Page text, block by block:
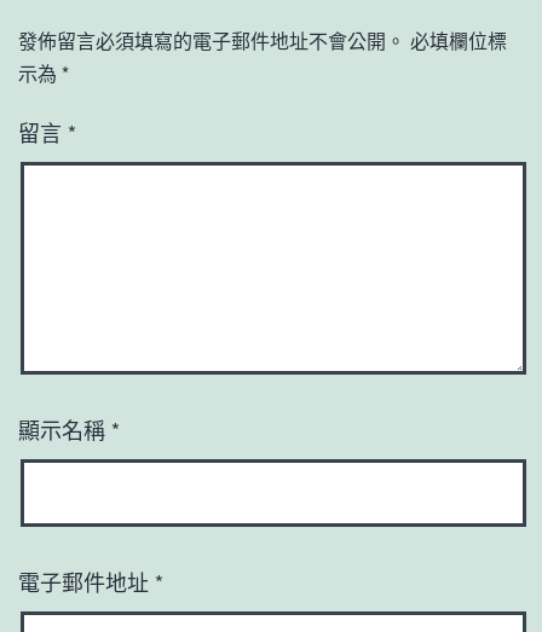
發佈留言必須填寫的電子郵件地址不會公開。 必填欄位標
示為 *
留言 *
顯示名稱 *
電子郵件地址 *